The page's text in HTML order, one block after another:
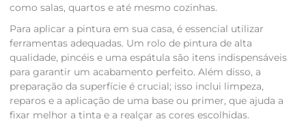
como salas, quartos e até mesmo cozinhas.
Para aplicar a pintura em sua casa, é essencial utilizar
ferramentas adequadas. Um rolo de pintura de alta
qualidade, pincéis e uma espátula são itens indispensáveis
para garantir um acabamento perfeito. Além disso, a
preparação da superfície é crucial; isso inclui limpeza,
reparos e a aplicação de uma base ou primer, que ajuda a
fixar melhor a tinta e a realçar as cores escolhidas.